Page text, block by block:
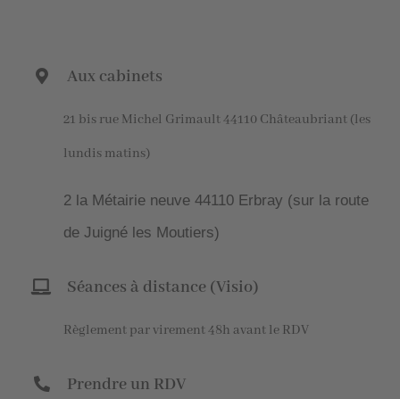
Aux cabinets
21 bis rue Michel Grimault 44110 Châteaubriant (les
lundis matins)
2 la Métairie neuve 44110 Erbray (sur la route
de Juigné les Moutiers)
Séances à distance (Visio)
Règlement par virement 48h avant le RDV
Prendre un RDV